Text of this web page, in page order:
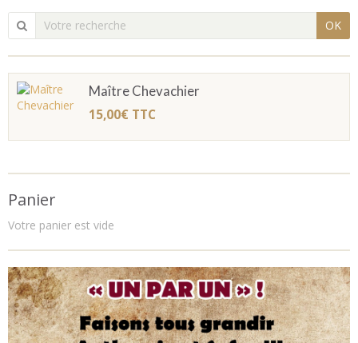
OK
Maître Chevachier
15,00€ TTC
Panier
Votre panier est vide